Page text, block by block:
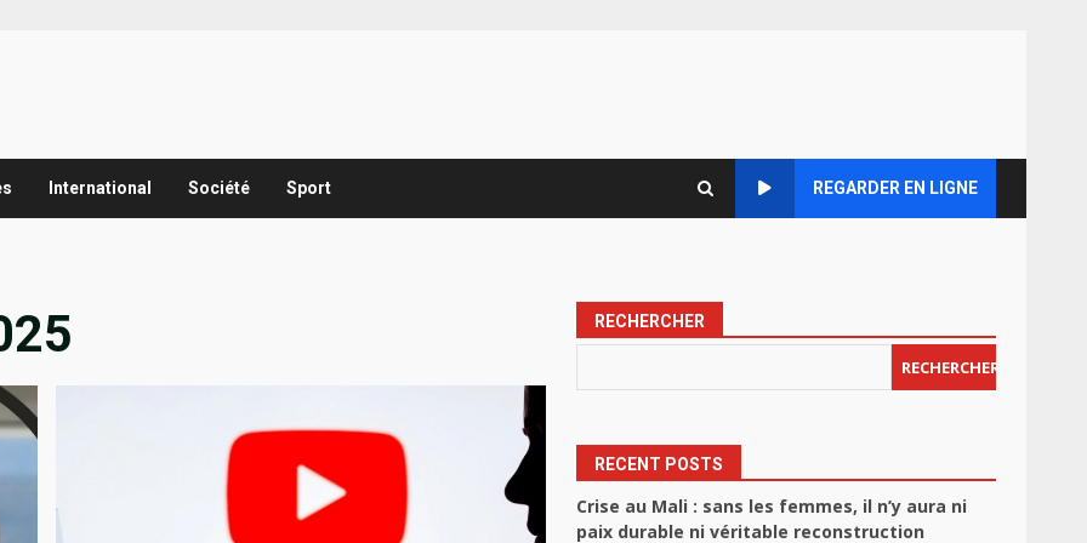
International Société Sport REGARDER EN LIGNE
RECHERCHER
RECHERCHER
RECENT POSTS
Crise au Mali : sans les femmes, il n’y aura ni
paix durable ni véritable reconstruction